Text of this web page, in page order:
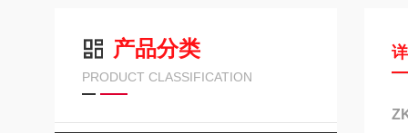
产品分类
PRODUCT CLASSIFICATION